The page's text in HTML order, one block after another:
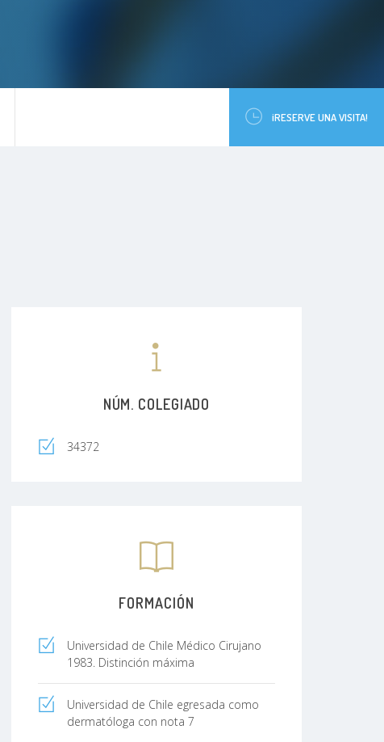
¡RESERVE UNA VISITA!
NÚM. COLEGIADO
34372
FORMACIÓN
Universidad de Chile Médico Cirujano
1983. Distinción máxima
Universidad de Chile egresada como
dermatóloga con nota 7